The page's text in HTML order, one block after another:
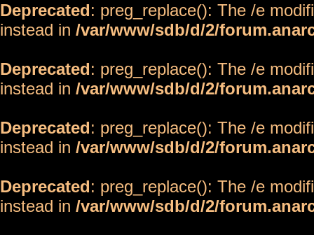
Deprecated: preg_replace(): The /e
instead in /var/www/sdb/d/2/
Deprecated: preg_replace(): The /e
instead in /var/www/sdb/d/2/
Deprecated: preg_replace(): The /e
instead in /var/www/sdb/d/2/
Deprecated: preg_replace(): The /e
instead in /var/www/sdb/d/2/